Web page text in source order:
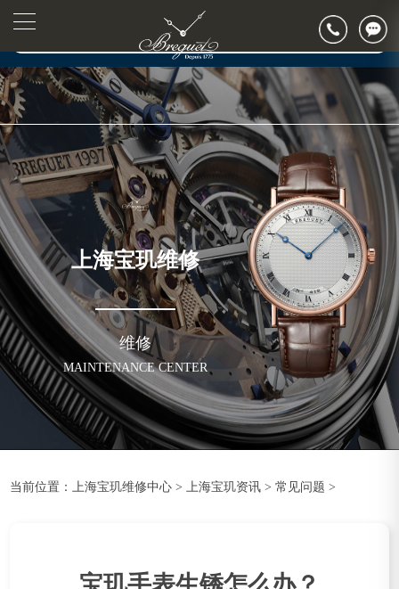
▲
▼
2026年7月上海市宝玑官方售后客户服务热线：400-886-1507
2026年7月宝玑售后服务中心最新网点地址：
上海市徐汇区虹桥路3号港汇中心写字楼2座37层3705室（需提前预约）
上海市黄浦区南京东路299号宏伊国际广场写字楼8层806室（需提前预约）
上海市黄浦区南京东路299号宏伊国际广场写字楼8层806室宝玑售后服务中心（需提前预约）
节假日正常营业！
上海宝玑维修
维修
MAINTENANCE CENTER
当前位置： 上海宝玑维修中心 > 上海宝玑资讯 >常见问题 >